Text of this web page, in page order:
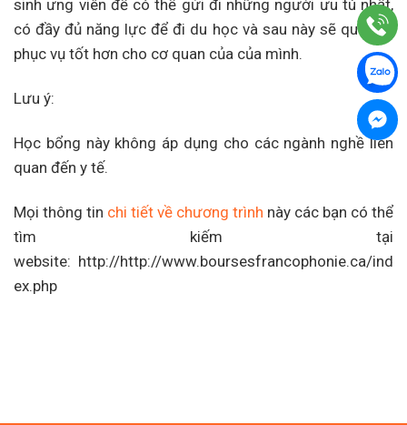
sinh ưng viên để có thể gửi đi những người ưu tú nhất,
có đầy đủ năng lực để đi du học và sau này sẽ quay về
phục vụ tốt hơn cho cơ quan của của mình.
Lưu ý:
Học bổng này không áp dụng cho các ngành nghề liên
quan đến y tế.
Mọi thông tin chi tiết về chương trình này các bạn có thể
tìm kiếm tại
website: http://http://www.boursesfrancophonie.ca/ind
ex.php